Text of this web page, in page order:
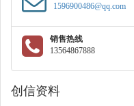
1596900486@qq.com
销售热线
13564867888
创信资料